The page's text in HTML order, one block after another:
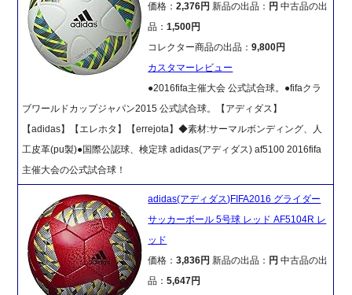
価格：2,376円新品の出品： 円 中古品の出
品：1,500円
コレクター商品の出品：9,800円
カスタマーレビュー
●2016fifa主催大会 公式試合球。●fifaクラ
ブワールドカップジャパン2015 公式試合球。【アディダス】
【adidas】【エレホタ】【errejota】◆素材:サーマルボンディング、人
工皮革(pu製)●国際公認球、検定球 adidas(アディダス) af5100 2016fifa
主催大会の公式試合球！
adidas(アディダス)FIFA2016 グライダー
サッカーボール 5号球 レッド AF5104R レ
ッド
価格：3,836円新品の出品： 円 中古品の出
品：5,647円